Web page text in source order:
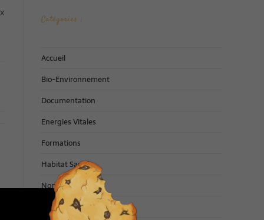
Catégories :
Accueil
Bio-Environnement
Documentation
Energies Vitales
Formations
Habitat Santé
Non classé
Philosophie